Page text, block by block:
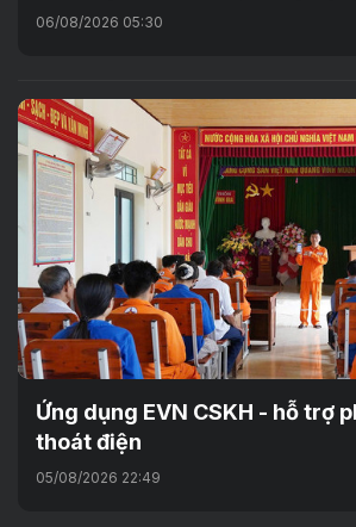
06/08/2026 05:30
Ứng dụng EVN CSKH - hỗ trợ
thoát điện
05/08/2026 22:49